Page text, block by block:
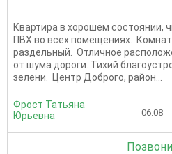
Квартира в хорошем состоянии,
ПВХ во всех помещениях.
раздельный. Отличное
от шума дороги. Тихий
зелени. Центр Доброго, район...
Фрост Татьяна
Юрьевна
06.08